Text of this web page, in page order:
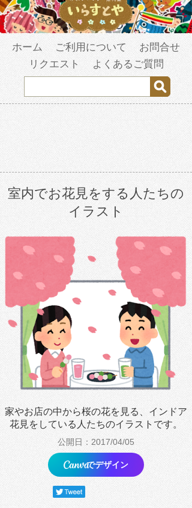
ホーム ご利用について
お問合せ
リクエスト
よくあるご質問
室内でお花見をする人たちの
イラスト
家やお店の中から桜の花を見る、インドア
花見をしている人たちのイラストです。
公開日：2017/04/05
でデザイン